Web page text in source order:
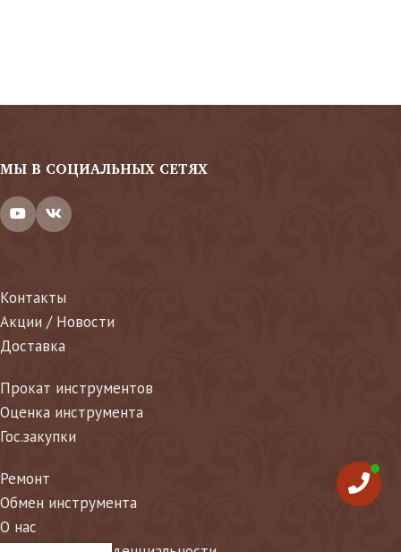
МЫ В СОЦИАЛЬНЫХ СЕТЯХ
Контакты
Акции / Новости
Доставка
Прокат инструментов
Оценка инструмента
Гос.закупки
Ремонт
Обмен инструмента
О нас